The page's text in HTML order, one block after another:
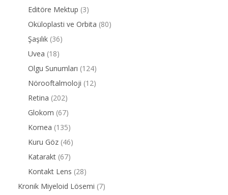
Editöre Mektup (3)
Oküloplasti ve Orbita (80)
Şaşılık (36)
Uvea (18)
Olgu Sunumları (124)
Nörooftalmoloji (12)
Retina (202)
Glokom (67)
Kornea (135)
Kuru Göz (46)
Katarakt (67)
Kontakt Lens (28)
Kronik Miyeloid Lösemi (7)